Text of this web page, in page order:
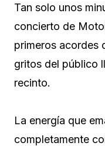
Tan solo unos
concierto de
primeros acordes
gritos del público
recinto.
La energía que
completamente